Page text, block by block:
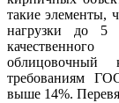
такие элементы,
нагрузки до
облицовочный
требованиям
выше 14%.